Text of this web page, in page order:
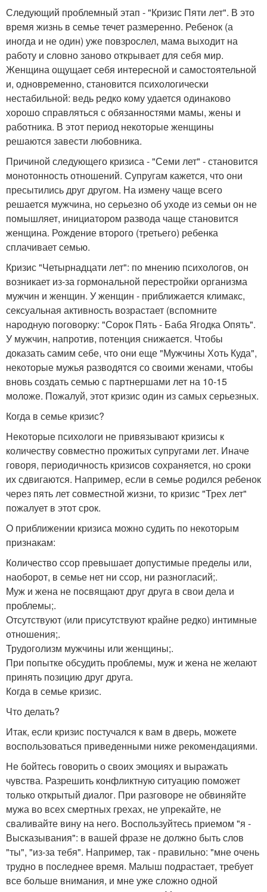
Следующий проблемный этап - "Кризис Пяти лет". В это
время жизнь в семье течет размеренно. Ребенок (а
иногда и не один) уже повзрослел, мама выходит на
работу и словно заново открывает для себя мир.
Женщина ощущает себя интересной и самостоятельной
и, одновременно, становится психологически
нестабильной: ведь редко кому удается одинаково
хорошо справляться с обязанностями мамы, жены и
работника. В этот период некоторые женщины
решаются завести любовника.
Причиной следующего кризиса - "Семи лет" - становится
монотонность отношений. Супругам кажется, что они
пресытились друг другом. На измену чаще всего
решается мужчина, но серьезно об уходе из семьи он не
помышляет, инициатором развода чаще становится
женщина. Рождение второго (третьего) ребенка
сплачивает семью.
Кризис "Четырнадцати лет": по мнению психологов, он
возникает из-за гормональной перестройки организма
мужчин и женщин. У женщин - приближается климакс,
сексуальная активность возрастает (вспомните
народную поговорку: "Сорок Пять - Баба Ягодка Опять".
У мужчин, напротив, потенция снижается. Чтобы
доказать самим себе, что они еще "Мужчины Хоть Куда",
некоторые мужья разводятся со своими женами, чтобы
вновь создать семью с партнершами лет на 10-15
моложе. Пожалуй, этот кризис один из самых серьезных.
Когда в семье кризис?
Некоторые психологи не привязывают кризисы к
количеству совместно прожитых супругами лет. Иначе
говоря, периодичность кризисов сохраняется, но сроки
их сдвигаются. Например, если в семье родился ребенок
через пять лет совместной жизни, то кризис "Трех лет"
пожалует в этот срок.
О приближении кризиса можно судить по некоторым
признакам:
Количество ссор превышает допустимые пределы или,
наоборот, в семье нет ни ссор, ни разногласий;.
Муж и жена не посвящают друг друга в свои дела и
проблемы;.
Отсутствуют (или присутствуют крайне редко) интимные
отношения;.
Трудоголизм мужчины или женщины;.
При попытке обсудить проблемы, муж и жена не желают
принять позицию друг друга.
Когда в семье кризис.
Что делать?
Итак, если кризис постучался к вам в дверь, можете
воспользоваться приведенными ниже рекомендациями.
Не бойтесь говорить о своих эмоциях и выражать
чувства. Разрешить конфликтную ситуацию поможет
только открытый диалог. При разговоре не обвиняйте
мужа во всех смертных грехах, не упрекайте, не
сваливайте вину на него. Воспользуйтесь приемом "я -
Высказывания": в вашей фразе не должно быть слов
"ты", "из-за тебя". Например, так - правильно: "мне очень
трудно в последнее время. Малыш подрастает, требует
все больше внимания, и мне уже сложно одной